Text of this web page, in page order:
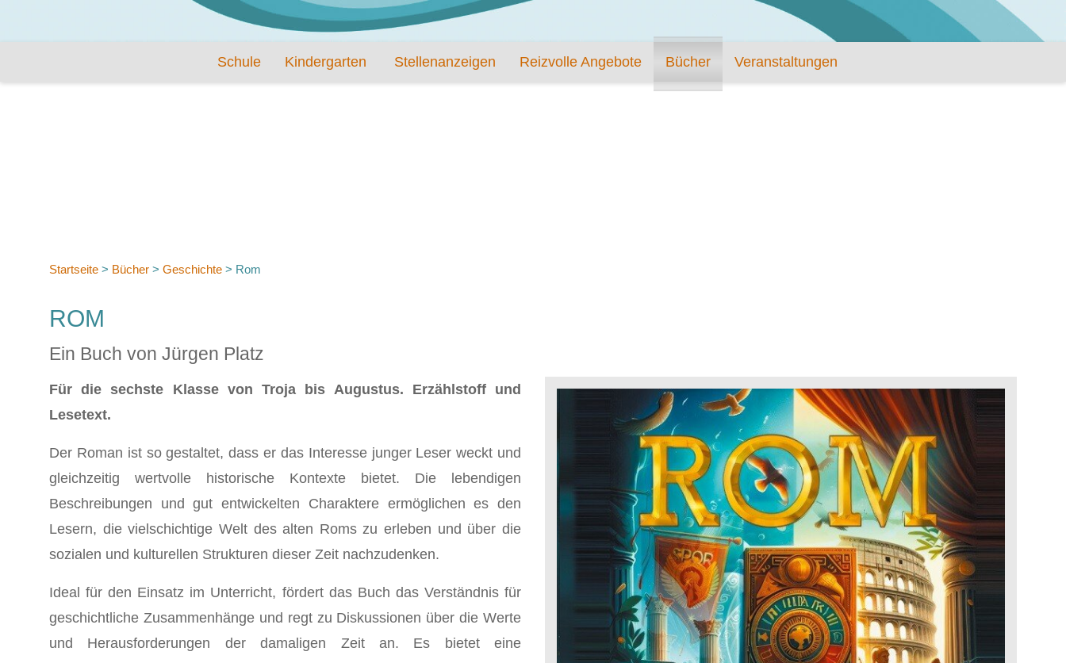
Schule Kindergarten Stellenanzeigen Reizvolle Angebote Bücher Veranstaltungen
Startseite > Bücher > Geschichte > Rom
ROM
Ein Buch von Jürgen Platz
Für die sechste Klasse von Troja bis Augustus. Erzählstoff und
Lesetext.
Der Roman ist so gestaltet, dass er das Interesse junger Leser weckt und
gleichzeitig wertvolle historische Kontexte bietet. Die lebendigen
Beschreibungen und gut entwickelten Charaktere ermöglichen es den
Lesern, die vielschichtige Welt des alten Roms zu erleben und über die
sozialen und kulturellen Strukturen dieser Zeit nachzudenken.
Ideal für den Einsatz im Unterricht, fördert das Buch das Verständnis für
geschichtliche Zusammenhänge und regt zu Diskussionen über die Werte
und Herausforderungen der damaligen Zeit an. Es bietet eine